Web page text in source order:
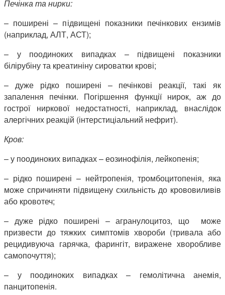
Печінка та нирки:
– поширені – підвищені показники печінкових ензимів
(наприклад, АЛТ, АСТ);
– у поодиноких випадках – підвищені показники
білірубіну та креатиніну сироватки крові;
– дуже рідко поширені – печінкові реакції, такі як
запалення печінки. Погіршення функції нирок, аж до
гострої ниркової недостатності, наприклад, внаслідок
алергічних реакцій (інтерстиціальний нефрит).
Кров:
– у поодиноких випадках – еозинофілія, лейкопенія;
– рідко поширені – нейтропенія, тромбоцитопенія, яка
може спричиняти підвищену схильність до крововиливів
або кровотеч;
– дуже рідко поширені – агранулоцитоз, що може
призвести до тяжких симптомів хвороби (тривала або
рецидивуюча гарячка, фарингіт, виражене хворобливе
самопочуття);
– у поодиноких випадках – гемолітична анемія,
панцитопенія.